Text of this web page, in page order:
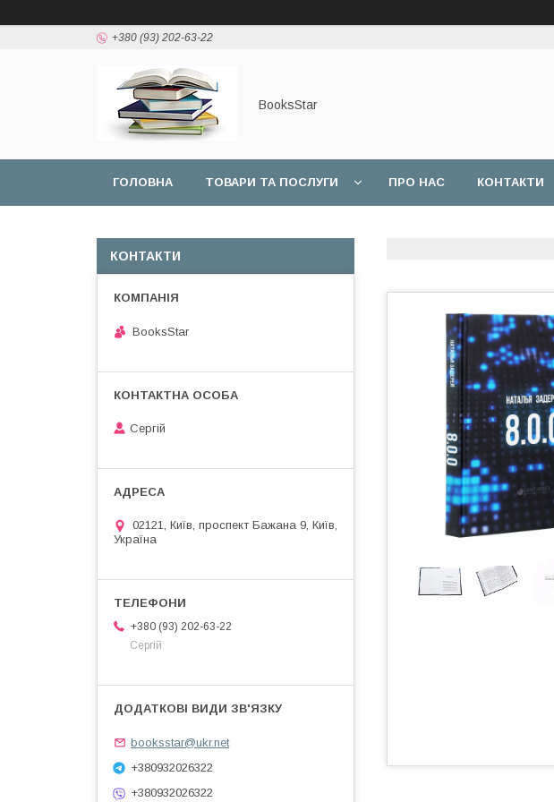
+380 (93) 202-63-22
BooksStar
ГОЛОВНА ТОВАРИ ТА ПОСЛУГИ ПРО НАС КОНТАКТИ
КОНТАКТИ
BooksStar
Сергій
02121, Київ, проспект Бажана 9, Київ,
Україна
+380 (93) 202-63-22
Сергій
booksstar@ukr.net
+380932026322
+380932026322